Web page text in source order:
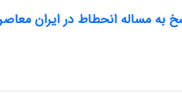
مساله انحطاط در ایران